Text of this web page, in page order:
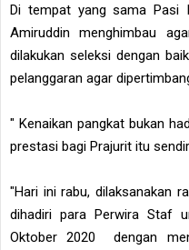
Di tempat yang sama Pasi
Amiruddin menghimbau
dilakukan seleksi dengan
pelanggaran agar
" Kenaikan pangkat bukan
prestasi bagi Prajurit itu
"Hari ini rabu, dilaksanakan
dihadiri para Perwira Staf
Oktober 2020 dengan